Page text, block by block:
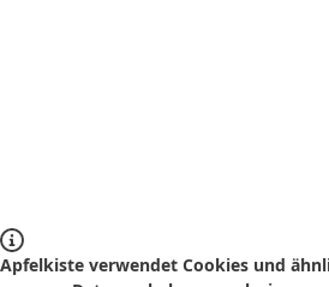
Apfelkiste verwendet Cookies und